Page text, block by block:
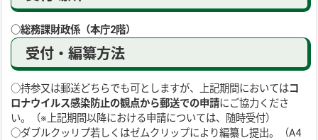
○総務課財政係（本庁2階）
受付・編纂方法
○持参又は郵送どちらでも可としますが、上記期間においてはコ
ロナウイルス感染防止の観点から郵送での申請にご協力くださ
い。（※上記期間以降における申請については、随時受付）
○ダブルクッリプ若しくはゼムクリップにより編纂し提出。（A4